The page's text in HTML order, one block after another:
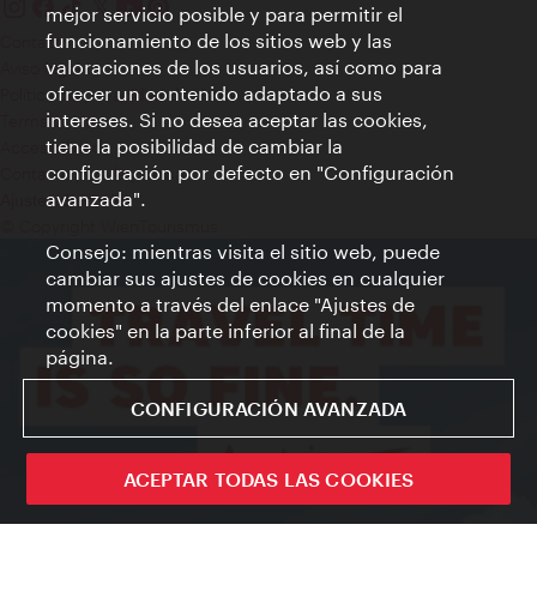
Contacto
Aviso legal
Política de privacidad de datos
Terms of Use
Accesibilidad
Contacto para la prensa
Ajustes de cookie
mejor servicio posible y para permitir el
funcionamiento de los sitios web y las
valoraciones de los usuarios, así como para
ofrecer un contenido adaptado a sus
intereses. Si no desea aceptar las cookies,
tiene la posibilidad de cambiar la
configuración por defecto en "Configuración
avanzada".
Consejo: mientras visita el sitio web, puede
cambiar sus ajustes de cookies en cualquier
momento a través del enlace "Ajustes de
cookies" en la parte inferior al final de la
página.
CONFIGURACIÓN AVANZADA
ACEPTAR TODAS LAS COOKIES